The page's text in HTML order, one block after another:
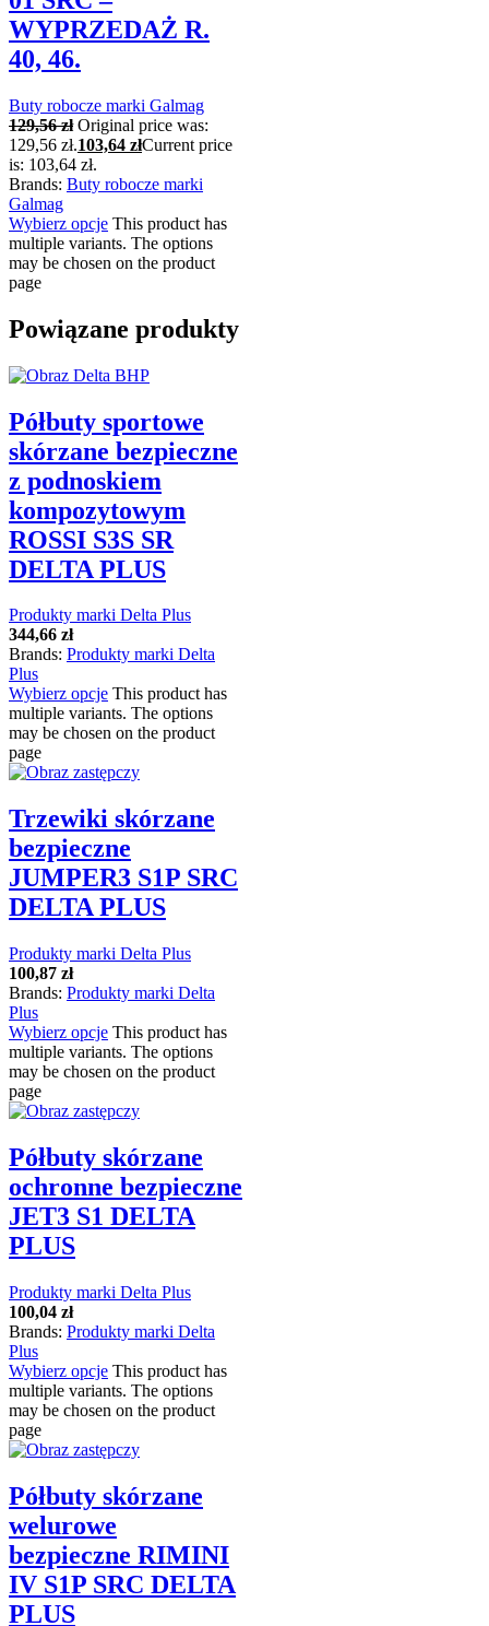
WYPRZEDAŻ R.
40, 46.
Buty robocze marki Galmag
129,56zł Original price was:
129,56 zł.103,64 złCurrent price
is: 103,64 zł.
Brands: Buty robocze marki
Galmag
Wybierz opcje This product has
multiple variants. The options
may be chosen on the product
page
Powiązane produkty
Półbuty sportowe
skórzane bezpieczne
z podnoskiem
kompozytowym
ROSSI S3S SR
DELTA PLUS
Produkty marki Delta Plus
344,66 zł
Brands: Produkty marki Delta
Plus
Wybierz opcje This product has
multiple variants. The options
may be chosen on the product
page
Trzewiki skórzane
bezpieczne
JUMPER3 S1P SRC
DELTA PLUS
Produkty marki Delta Plus
100,87 zł
Brands: Produkty marki Delta
Plus
Wybierz opcje This product has
multiple variants. The options
may be chosen on the product
page
Półbuty skórzane
ochronne bezpieczne
JET3 S1 DELTA
PLUS
Produkty marki Delta Plus
100,04 zł
Brands: Produkty marki Delta
Plus
Wybierz opcje This product has
multiple variants. The options
may be chosen on the product
page
Półbuty skórzane
welurowe
bezpieczne RIMINI
IV S1P SRC DELTA
PLUS